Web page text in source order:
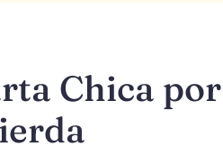
Chica por